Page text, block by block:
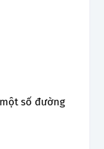
số đường